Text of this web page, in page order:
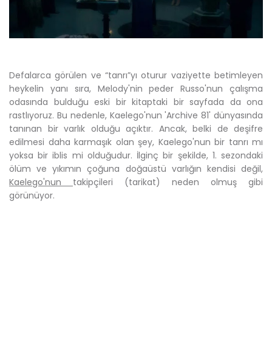
Defalarca görülen ve “tanrı”yı oturur vaziyette betimleyen
heykelin yanı sıra, Melody'nin peder Russo'nun çalışma
odasında bulduğu eski bir kitaptaki bir sayfada da ona
rastlıyoruz. Bu nedenle, Kaelego'nun 'Archive 81' dünyasında
tanınan bir varlık olduğu açıktır. Ancak, belki de deşifre
edilmesi daha karmaşık olan şey, Kaelego'nun bir tanrı mı
yoksa bir iblis mi olduğudur. İlginç bir şekilde, 1. sezondaki
ölüm ve yıkımın çoğuna doğaüstü varlığın kendisi değil,
Kaelego'nun takipçileri (tarikat) neden olmuş gibi
görünüyor.